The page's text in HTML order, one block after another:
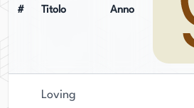
# Titolo Anno
Loving